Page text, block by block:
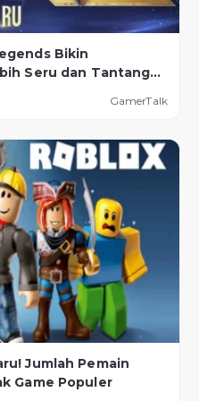
Bikin
Seru dan Tantangan
GamerTalk
Jumlah Pemain
Game Populer